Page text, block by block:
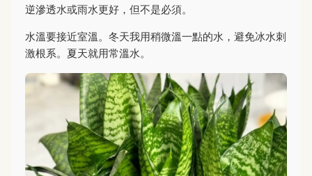
逆滲透水或雨水更好，但不是必須。
水溫要接近室溫。冬天我用稍微溫一點的水，避免冰水刺
激根系。夏天就用常溫水。